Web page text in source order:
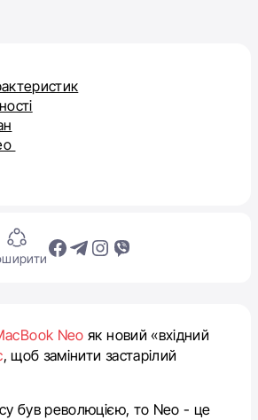
Neo як новий «вхідний
, щоб замінити застарілий
був революцією, то Neo - це